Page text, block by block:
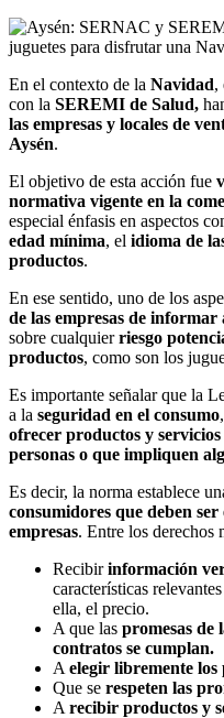
En el contexto de la Navidad,
con la SEREMI de Salud,
las empresas y locales de
Aysén.
El objetivo de esta acción fue
normativa vigente en la
especial énfasis en aspectos
edad mínima, el idioma de
productos.
En ese sentido, uno de los
de las empresas de informar
sobre cualquierriesgo
productos, como son los
Es importante señalar que la
a la seguridad en el consumo
ofrecer productos y
personas o que impliquen
Es decir, la norma establece
consumidores que deben
empresas. Entre los derechos
Recibirinformación
características
ella, el precio.
A que las promesas de
contratos se cumplan.
A elegir libremente los
Que se respeten las
A recibir productos y